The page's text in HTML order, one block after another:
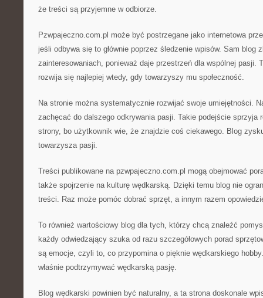
że treści są przyjemne w odbiorze.
Pzwpajeczno.com.pl może być postrzegane jako internetowa
jeśli odbywa się to głównie poprzez śledzenie wpisów. Sam blog
zainteresowaniach, ponieważ daje przestrzeń dla wspólnej pasji.
rozwija się najlepiej wtedy, gdy towarzyszy mu społeczność.
Na stronie można systematycznie rozwijać swoje umiejętności.
zachęcać do dalszego odkrywania pasji. Takie podejście sprzyja
strony, bo użytkownik wie, że znajdzie coś ciekawego. Blog
towarzysza pasji.
Treści publikowane na pzwpajeczno.com.pl mogą obejmować
także spojrzenie na kulturę wędkarską. Dzięki temu blog nie
treści. Raz może pomóc dobrać sprzęt, a innym razem
To również wartościowy blog dla tych, którzy chcą znaleźć
każdy odwiedzający szuka od razu szczegółowych porad
są emocje, czyli to, co przypomina o pięknie wędkarskiego
właśnie podtrzymywać wędkarską pasję.
Blog wędkarski powinien być naturalny, a ta strona doskonale